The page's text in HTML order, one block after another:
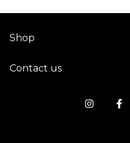
Shop
Contact us